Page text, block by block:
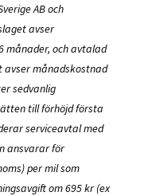
AB och
avser
månader, och avtalad
avser månadskostnad
sedvanlig
till förhöjd första
serviceavtal med
ansvarar för
per mil som
om 695 kr (ex